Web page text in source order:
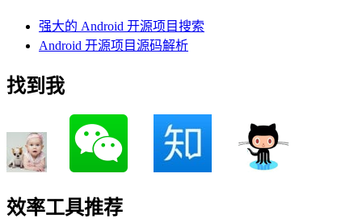
强大的 Android 开源项目搜索
Android 开源项目源码解析
找到我
效率工具推荐